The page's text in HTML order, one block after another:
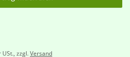
zzgl.Versand